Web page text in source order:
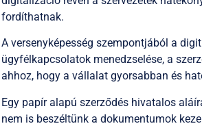
fordíthatnak.
A versenyképesség szempontjából a
ügyfélkapcsolatok menedzselése, a
ahhoz, hogy a vállalat gyorsabban és
Egy papír alapú szerződés hivatalos
nem is beszéltünk a dokumentumok